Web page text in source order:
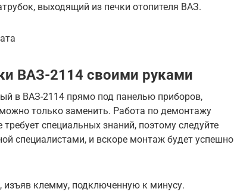
выходящий из печки отопителя ВАЗ.
ВАЗ-2114 своими руками
в ВАЗ-2114 прямо под панелью приборов,
только заменить. Работа по демонтажу
специальных знаний, поэтому следуйте
специалистами, и вскоре монтаж будет успешно
изъяв клемму, подключенную к минусу.